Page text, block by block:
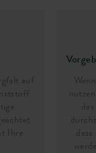
auf
Ihre